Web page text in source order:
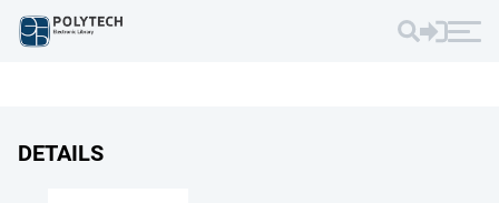
DETAILS